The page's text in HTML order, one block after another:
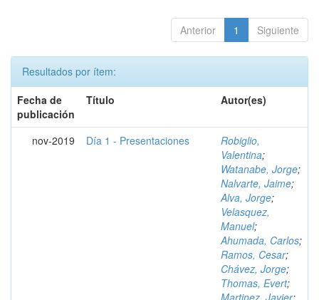
Anterior 1 Siguiente
Resultados por ítem:
Fecha de
publicación
Título Autor(es)
nov-2019 Día 1 - Presentaciones
Robiglio,
Valentina;
Watanabe, Jorge;
Nalvarte, Jaime;
Alva, Jorge;
Velasquez,
Manuel;
Ahumada, Carlos;
Ramos, Cesar;
Chávez, Jorge;
Thomas, Evert;
Martinez, Javier;